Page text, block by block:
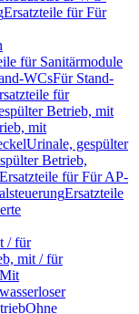
Ersatzteile für Für
für Sanitärmodule
WCsFür Stand-
für
Betrieb, mit
mit
Urinale, gespülter
Betrieb,
Ersatzteile für Für AP-
Ersatzteile
/ für
mit / für
Mit
Ohne